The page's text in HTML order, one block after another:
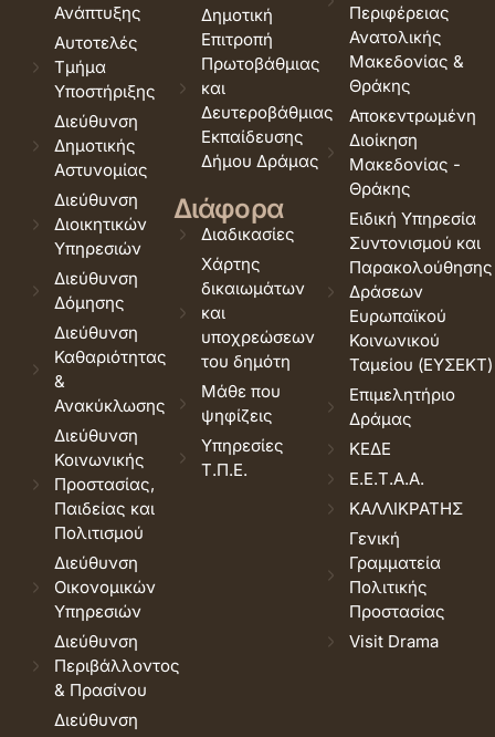
Ανάπτυξης
Αυτοτελές
Τμήμα
Υποστήριξης
Διεύθυνση
Δημοτικής
Αστυνομίας
Διεύθυνση
Διοικητικών
Υπηρεσιών
Διεύθυνση
Δόμησης
Διεύθυνση
Καθαριότητας
&
Ανακύκλωσης
Διεύθυνση
Κοινωνικής
Προστασίας,
Παιδείας και
Πολιτισμού
Διεύθυνση
Οικονομικών
Υπηρεσιών
Διεύθυνση
Περιβάλλοντος
& Πρασίνου
Διεύθυνση
Δημοτική
Επιτροπή
Πρωτοβάθμιας
και
Δευτεροβάθμιας
Εκπαίδευσης
Δήμου Δράμας
Διάφορα
Διαδικασίες
Χάρτης
δικαιωμάτων
και
υποχρεώσεων
του δημότη
Μάθε που
ψηφίζεις
Υπηρεσίες
Τ.Π.Ε.
Περιφέρειας
Ανατολικής
Μακεδονίας &
Θράκης
Αποκεντρωμένη
Διοίκηση
Μακεδονίας -
Θράκης
Ειδική Υπηρεσία
Συντονισμού και
Παρακολούθησης
Δράσεων
Ευρωπαϊκού
Κοινωνικού
Ταμείου (ΕΥΣΕΚΤ)
Επιμελητήριο
Δράμας
ΚΕΔΕ
Ε.Ε.Τ.Α.Α.
ΚΑΛΛΙΚΡΑΤΗΣ
Γενική
Γραμματεία
Πολιτικής
Προστασίας
Visit Drama